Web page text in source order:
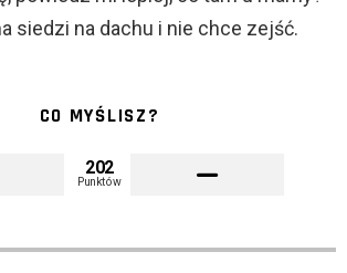
siedzi na dachu i nie chce zejść.
CO MYŚLISZ?
202
Punktów